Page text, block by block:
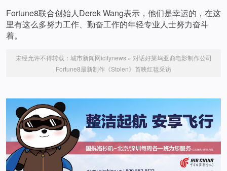
Fortune8联合创始人Derek Wang表示，他们是幸运的，在这
里有这么多努力工作、勤奋工作的年轻专业人士努力奋斗
着。
未经允许不得转载： 城市新闻网icitynews» 对话好莱坞亚裔电影制作公司
Fortune8最新制作《Stolen》首映红毯采访